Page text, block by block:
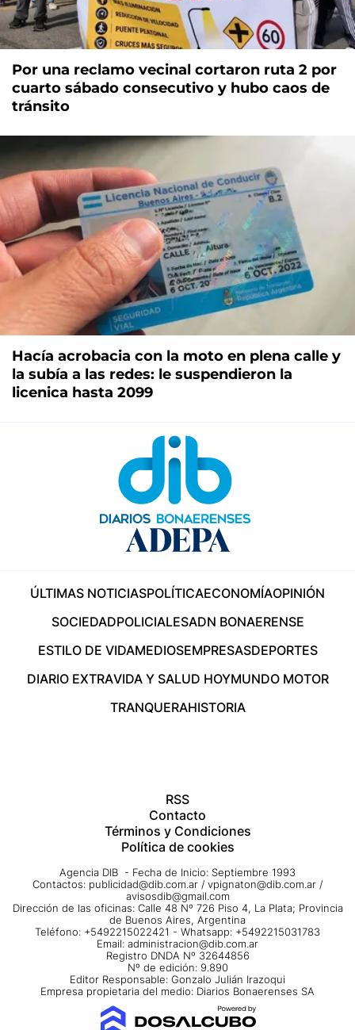
Por una reclamo vecinal cortaron ruta 2 por
cuarto sábado consecutivo y hubo caos de
tránsito
Hacía acrobacia con la moto en plena calle y
la subía a las redes: le suspendieron la
licenica hasta 2099
ÚLTIMAS NOTICIASPOLÍTICAECONOMÍAOPINIÓN
SOCIEDADPOLICIALESADN BONAERENSE
ESTILO DE VIDAMEDIOSEMPRESASDEPORTES
DIARIO EXTRAVIDA Y SALUD HOYMUNDO MOTOR
TRANQUERAHISTORIA
RSS
Contacto
Términos y Condiciones
Política de cookies
Agencia DIB - Fecha de Inicio: Septiembre 1993
Contactos: publicidad@dib.com.ar / vpignaton@dib.com.ar /
avisosdib@gmail.com
Dirección de las oficinas: Calle 48 Nº 726 Piso 4, La Plata; Provincia
de Buenos Aires, Argentina
Teléfono: +5492215022421 - Whatsapp: +5492215031783
Email: administracion@dib.com.ar
Registro DNDA Nº 32644856
Nº de edición: 9.890
Editor Responsable: Gonzalo Julián Irazoqui
Empresa propietaria del medio: Diarios Bonaerenses SA